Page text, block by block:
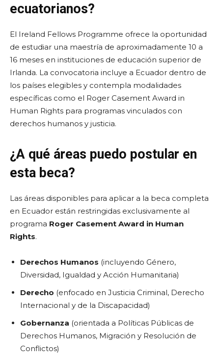
ecuatorianos?
El Ireland Fellows Programme ofrece la oportunidad
de estudiar una maestría de aproximadamente 10 a
16 meses en instituciones de educación superior de
Irlanda. La convocatoria incluye a Ecuador dentro de
los países elegibles y contempla modalidades
específicas como el Roger Casement Award in
Human Rights para programas vinculados con
derechos humanos y justicia.
¿A qué áreas puedo postular en
esta beca?
Las áreas disponibles para aplicar a la beca completa
en Ecuador están restringidas exclusivamente al
programa Roger Casement Award in Human
Rights.
Derechos Humanos (incluyendo Género,
Diversidad, Igualdad y Acción Humanitaria)
Derecho (enfocado en Justicia Criminal, Derecho
Internacional y de la Discapacidad)
Gobernanza (orientada a Políticas Públicas de
Derechos Humanos, Migración y Resolución de
Conflictos)